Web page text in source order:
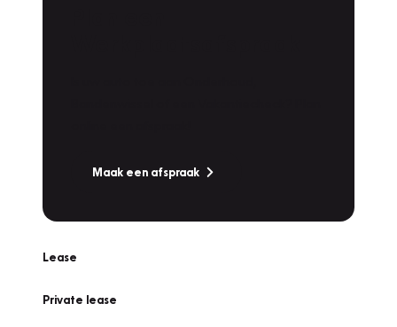
Maak een afspraak
Lease
Private lease